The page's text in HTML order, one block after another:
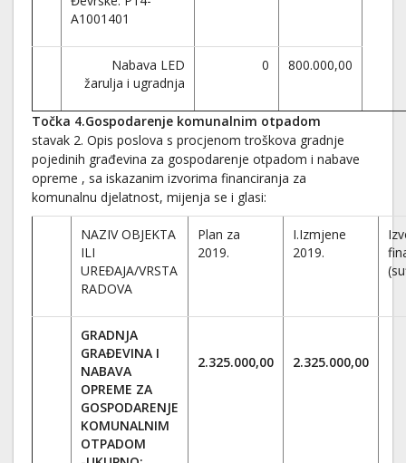
A1001401
Nabava LED
žarulja i ugradnja
0 800.000,00
Točka 4.Gospodarenje komunalnim otpadom
stavak 2. Opis poslova s procjenom troškova gradnje
pojedinih građevina za gospodarenje otpadom i nabave
opreme , sa iskazanim izvorima financiranja za
komunalnu djelatnost, mijenja se i glasi:
NAZIV OBJEKTA
ILI
UREĐAJA/VRSTA
RADOVA
Plan za
2019.
I.Izmjene
2019.
GRADNJA
GRAĐEVINA I
NABAVA
OPREME ZA
GOSPODARENJE
KOMUNALNIM
OTPADOM
2.325.000,00 2.325.000,00